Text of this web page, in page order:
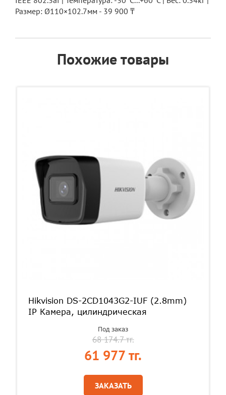
Размер: Ø110×102.7мм - 39 900 ₸
Похожие товары
Hikvision DS-2CD1043G2-IUF (2.8mm)
IP Камера, цилиндрическая
Под заказ
68 174.7 тг.
61 977 тг.
ЗАКАЗАТЬ